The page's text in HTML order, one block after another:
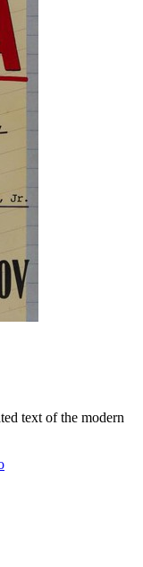
text of the modern